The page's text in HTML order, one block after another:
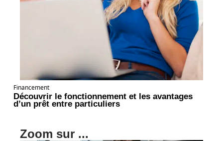
Financement
Découvrir le fonctionnement et les avantages
d’un prêt entre particuliers
Zoom sur ...